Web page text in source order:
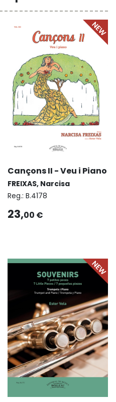
Cançons II - Veu i Piano
FREIXAS, Narcisa
Reg.: B.4178
23,00 €